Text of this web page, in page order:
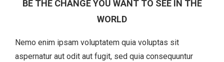
BE THE CHANGE YOU WANT TO SEE IN THE
WORLD
Nemo enim ipsam voluptatem quia voluptas sit
aspernatur aut odit aut fugit, sed quia consequuntur